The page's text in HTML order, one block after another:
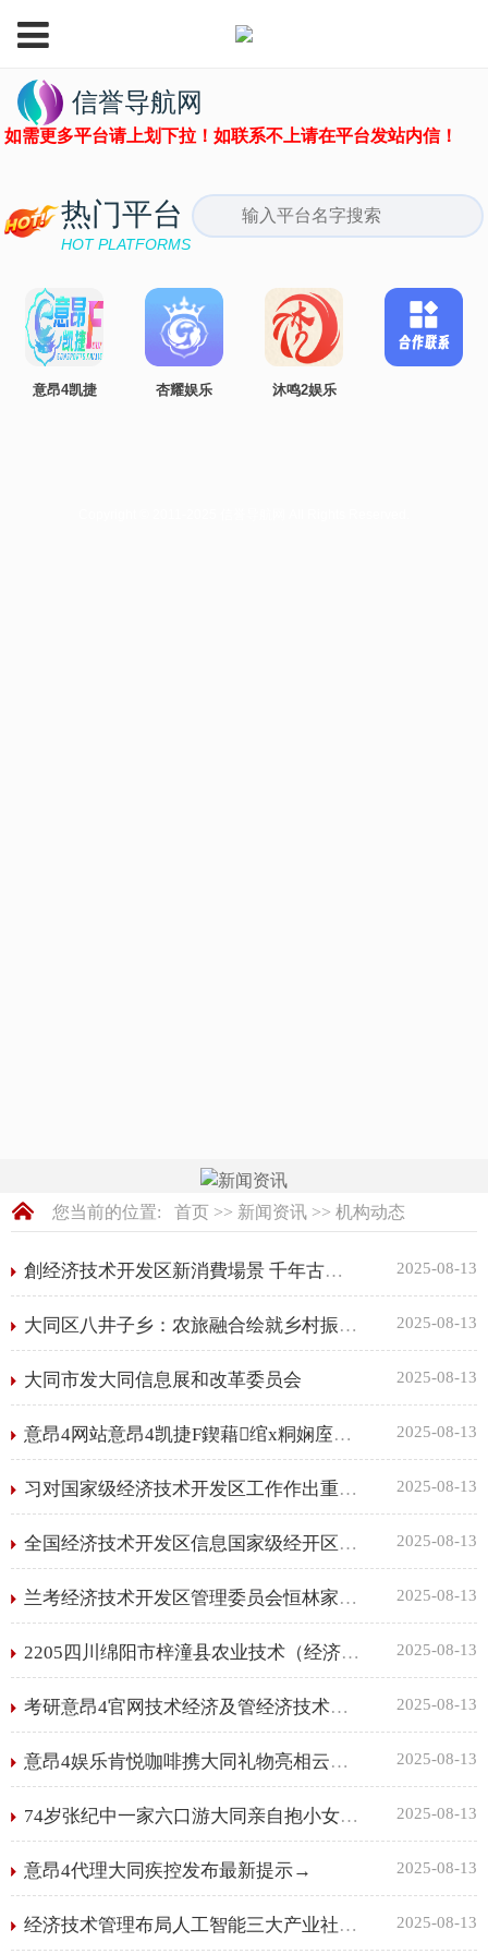
您当前的位置: 首页>> 新闻资讯>> 机构动态
創经济技术开发区新消費場景 千年古城煥新生（新視窗·一條街一座城） 2025-08-13
大同区八井子乡：农旅融合绘就乡村振兴新画卷 2025-08-13
大同市发大同信息展和改革委员会 2025-08-13
意昂4网站意昂4凯捷F鍥藉绾х粡娴庢妧鏈紑鍙戝尯鍜岃竟澧冪粡娴庡悎浣滃尯 2025-08-13
习对国家级经济技术开发区工作作出重要指示强调：不断激发创新活力和内生动力 以高水平对外开放促进深层次改革高质量发展 2025-08-13
全国经济技术开发区信息国家级经开区在40余年间数量增长至232个 2025-08-13
兰考经济技术开发区管理委员会恒林家居围墙项目-更正公告 2025-08-13
2205四川绵阳市梓潼县农业技术（经济）助理太原经济技术开发区等岗位招聘3人公管理告（第二批）意昂4网站 2025-08-13
考研意昂4官网技术经济及管经济技术管理理专业就业方向 2025-08-13
意昂4娱乐肯悦咖啡携大同礼物亮相云冈石窟打造咖啡文旅融合新范式意昂4APP 2025-08-13
74岁张纪中一家六口游大同亲自抱小女儿不怕意昂4代理累杜星霖只负责美 2025-08-13
意昂4代理大同疾控发布最新提示→ 2025-08-13
经济技术管理布局人工智能三大产业社区 浙江制造重镇加速转身 2025-08-13